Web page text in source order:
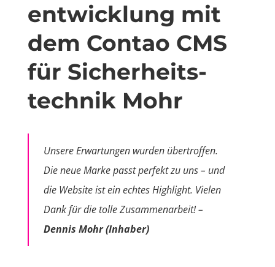
entwicklung mit
dem Contao CMS
für Sicherheits­
technik Mohr
Unsere Erwartungen wurden übertroffen.
Die neue Marke passt perfekt zu uns – und
die Website ist ein echtes Highlight. Vielen
Dank für die tolle Zusammenarbeit! –
Dennis Mohr (Inhaber)